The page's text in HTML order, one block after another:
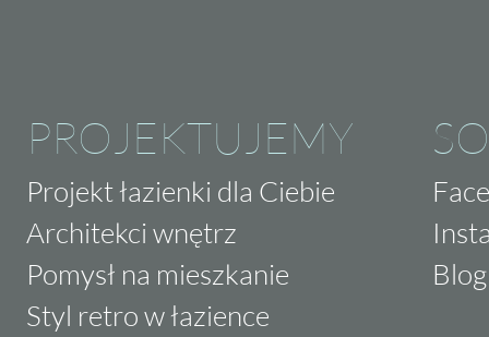
PROJEKTUJEMY
Projekt łazienki dla Ciebie
Architekci wnętrz
Pomysł na mieszkanie
Styl retro w łazience
Blog